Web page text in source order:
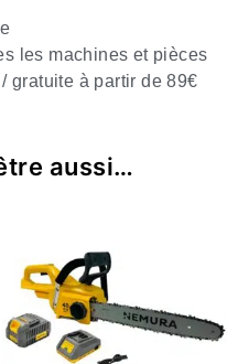
les machines et pièces
gratuite à partir de 89€
aussi…